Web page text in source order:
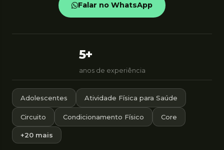
Falar no WhatsApp
5+
anos de experiência
Adolescentes Atividade Física para Saúde
Circuito Condicionamento Físico Core
+20 mais